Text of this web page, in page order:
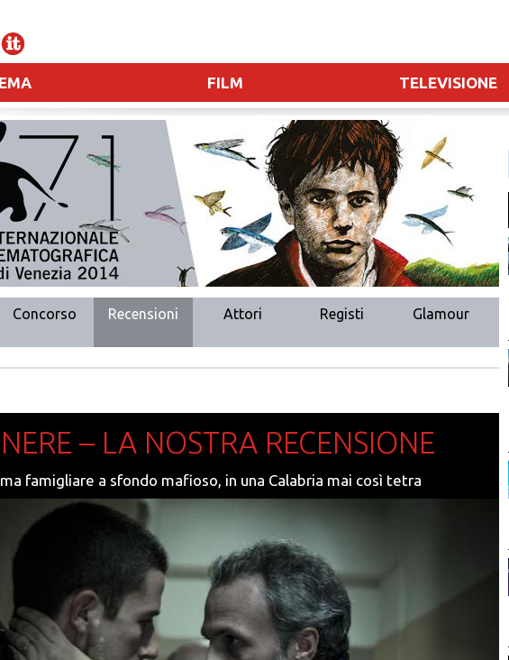
FILM TELEVISIONE
Concorso Recensioni Attori Registi Glamour
– LA NOSTRA RECENSIONE
famigliare a sfondo mafioso, in una Calabria mai così tetra